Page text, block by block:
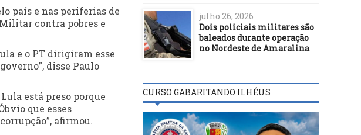
país e nas periferias de
contra pobres e
e o PT dirigiram esse
disse Paulo
está preso porque
que esses
afirmou.
julho 26, 2026
Dois policiais militares são
baleados durante operação
no Nordeste de Amaralina
CURSO GABARITANDO ILHÉUS